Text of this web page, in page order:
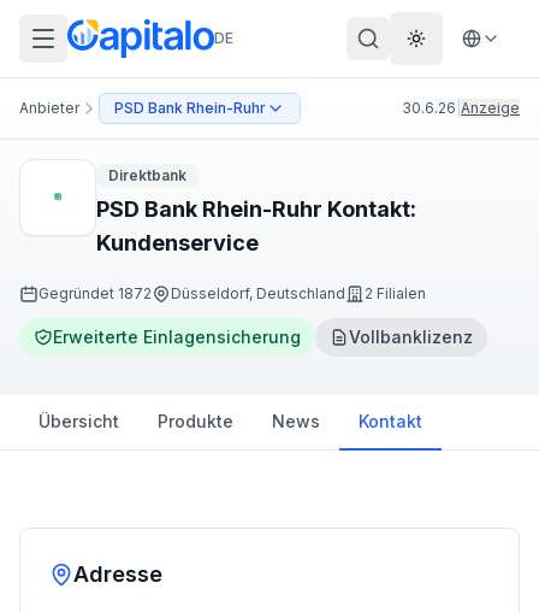
DE Theme
Anbieter PSD Bank Rhein-Ruhr 30.6.26 Anzeige
Direktbank
PSD Bank Rhein-Ruhr Kontakt:
Kundenservice
Gegründet 1872 Düsseldorf, Deutschland 2 Filialen
Erweiterte Einlagensicherung Vollbanklizenz
Übersicht Produkte News Kontakt
Adresse